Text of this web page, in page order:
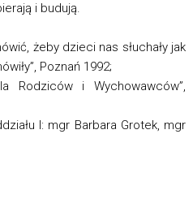
i budują.
żeby dzieci nas słuchały jak
Poznań 1992;
Rodziców i Wychowawców”,
I: mgr Barbara Grotek, mgr